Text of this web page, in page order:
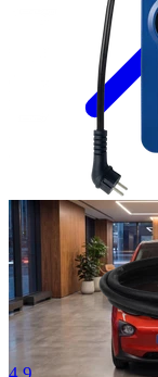
58 Bewertungen